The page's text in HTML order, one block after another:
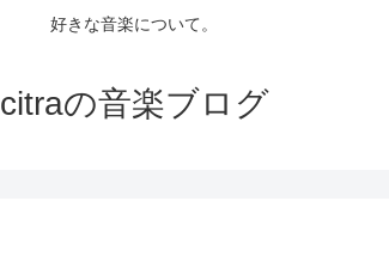
好きな音楽について。
citraの音楽ブログ